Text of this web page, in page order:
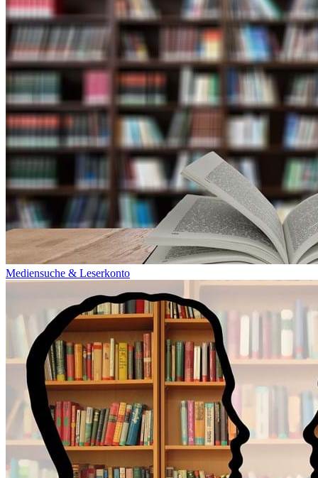
Mediensuche & Leserkonto